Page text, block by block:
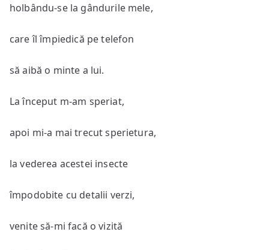
holbându-se la gândurile mele,
care îl împiedică pe telefon
să aibă o minte a lui.
La început m-am speriat,
apoi mi-a mai trecut sperietura,
la vederea acestei insecte
împodobite cu detalii verzi,
venite să-mi facă o vizită